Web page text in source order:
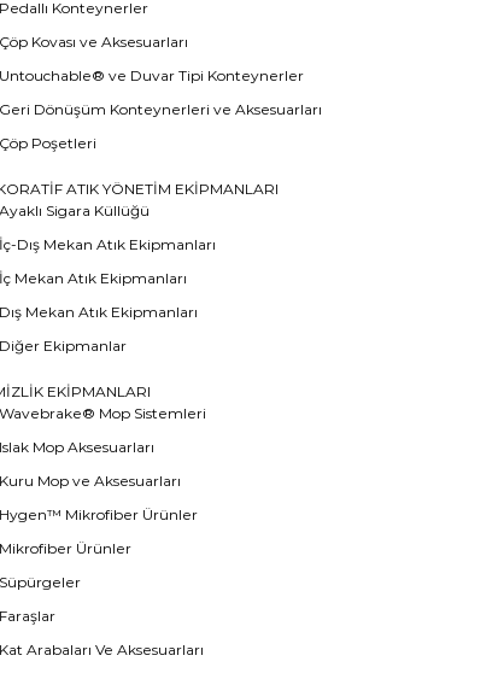
Pedallı Konteynerler
Çöp Kovası ve Aksesuarları
Untouchable® ve Duvar Tipi Konteynerler
Geri Dönüşüm Konteynerleri ve Aksesuarları
Çöp Poşetleri
ATIK YÖNETİM EKİPMANLARI
Ayaklı Sigara Küllüğü
İç-Dış Mekan Atık Ekipmanları
İç Mekan Atık Ekipmanları
Dış Mekan Atık Ekipmanları
Diğer Ekipmanlar
EKİPMANLARI
Wavebrake® Mop Sistemleri
Islak Mop Aksesuarları
Kuru Mop ve Aksesuarları
Hygen™ Mikrofiber Ürünler
Mikrofiber Ürünler
Süpürgeler
Faraşlar
Kat Arabaları Ve Aksesuarları